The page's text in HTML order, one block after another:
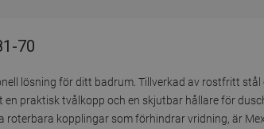
70
lösning för ditt badrum. Tillverkad av rostfritt stål
praktisk tvålkopp och en skjutbar hållare för
kopplingar som förhindrar vridning, är